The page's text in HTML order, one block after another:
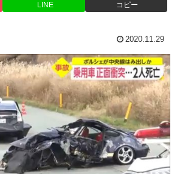
LINE コピー
2020.11.29